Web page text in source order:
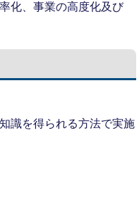
化、事業の高度化及び
識を得られる方法で実施